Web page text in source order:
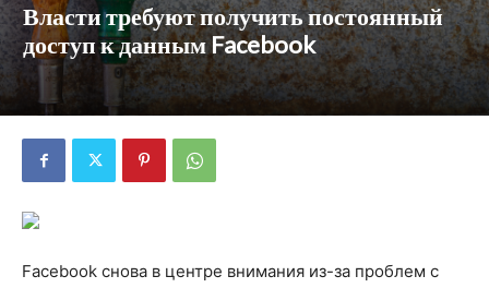
Власти требуют получить постоянный
доступ к данным Facebook
Facebook снова в центре внимания из-за проблем с